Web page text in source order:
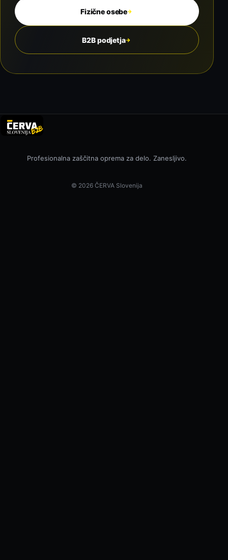
Fizične osebe→
B2B podjetja→
Profesionalna zaščitna oprema za delo. Zanesljivo.
© 2026 ČERVA Slovenija